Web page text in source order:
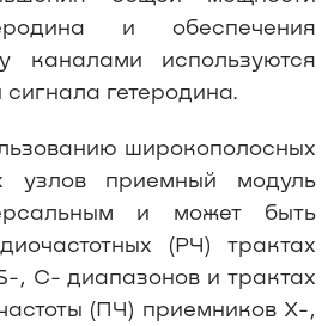
и обеспечения
каналами используются
гетеродина.
широкополосных
узлов приемный модуль
и может быть
(РЧ) трактах
, С- диапазонов и трактах
(ПЧ) приемников X-,